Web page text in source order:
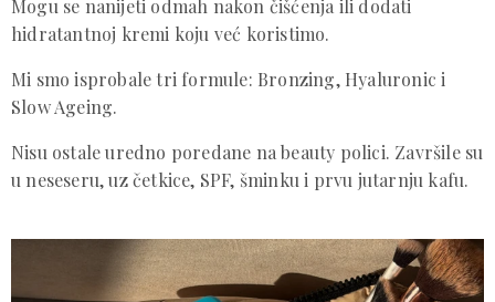
Mogu se nanijeti odmah nakon čišćenja ili dodati
hidratantnoj kremi koju već koristimo.
Mi smo isprobale tri formule: Bronzing, Hyaluronic i
Slow Ageing.
Nisu ostale uredno poredane na beauty polici. Završile su
u neseseru, uz četkice, SPF, šminku i prvu jutarnju kafu.